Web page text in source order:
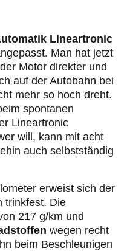
Lineartronic
Man hat jetzt
Motor direkter und
auf der Autobahn bei
mehr so hoch dreht.
spontanen
Lineartronic
will, kann mit acht
auch selbstständig
erweist sich der
trinkfest. Die
217 g/km und
wegen recht
beim Beschleunigen